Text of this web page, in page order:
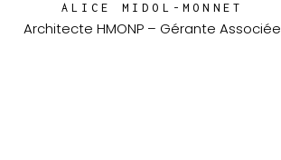
ALICE MIDOL-MONNET
Architecte HMONP – Gérante Associée